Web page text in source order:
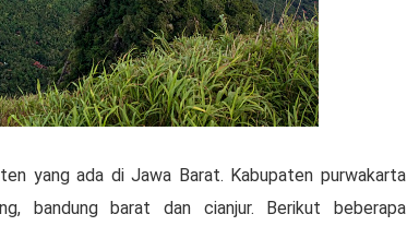
yang ada di Jawa Barat. Kabupaten purwakarta
bandung barat dan cianjur. Berikut beberapa